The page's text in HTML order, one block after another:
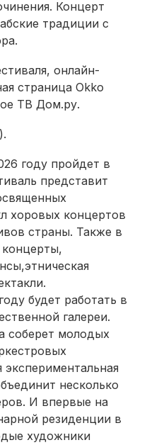
Концерт
традиции с
онлайн-
страница Okko
ТВ Дом.ру.
).
году пройдет в
представит
хоровых концертов
страны. Также в
этническая
будет работать в
галереи.
соберет молодых
несколько
И впервые на
резиденции в
художники